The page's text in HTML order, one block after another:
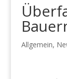
Allgemein,